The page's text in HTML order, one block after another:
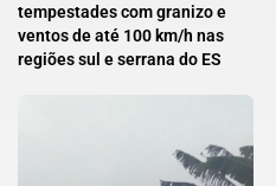
tempestades com granizo e
ventos de até 100 km/h nas
regiões sul e serrana do ES